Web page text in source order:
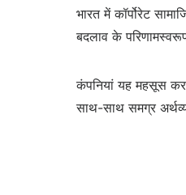
भारत में कॉर्पोरेट
बदलाव के
कंपनियां यह महसूस कर
साथ-साथ समग्र